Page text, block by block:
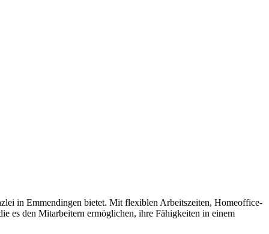
in Emmendingen bietet. Mit flexiblen Arbeitszeiten, Homeoffice-
es den Mitarbeitern ermöglichen, ihre Fähigkeiten in einem